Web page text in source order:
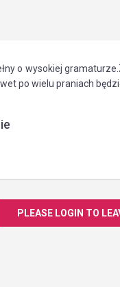
o wysokiej
po wielu praniach
PLEASE LOGIN TO